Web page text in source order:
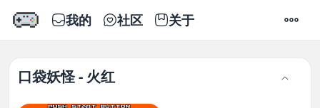
我的 社区 关于 设置
口袋妖怪 - 火红